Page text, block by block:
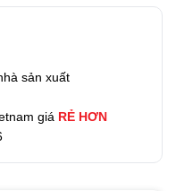
sản xuất
giá RẺ HƠN